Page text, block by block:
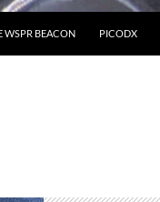
WSPR BEACON PICODX